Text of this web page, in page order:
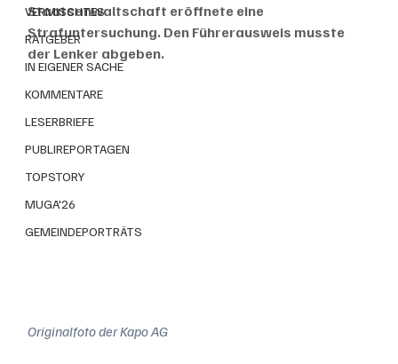
VERMISCHTES
RATGEBER
IN EIGENER SACHE
KOMMENTARE
LESERBRIEFE
PUBLIREPORTAGEN
TOPSTORY
MUGA'26
GEMEINDEPORTRÄTS
Staatsanwaltschaft eröffnete eine
Strafuntersuchung. Den Führerausweis musste
der Lenker abgeben.
Originalfoto der Kapo AG